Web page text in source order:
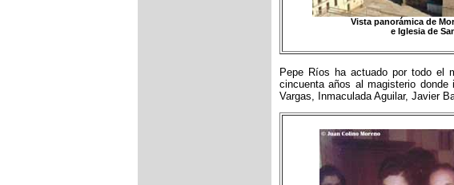
Vista panorámica de
e Iglesia de
Pepe Ríos ha actuado por todo el
cincuenta años al magisterio
Vargas, Inmaculada Aguilar, Javier